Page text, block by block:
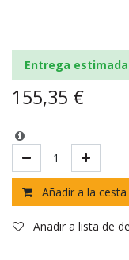
Entrega
155,35 €
Añadir a la cesta
Añadir a lista de